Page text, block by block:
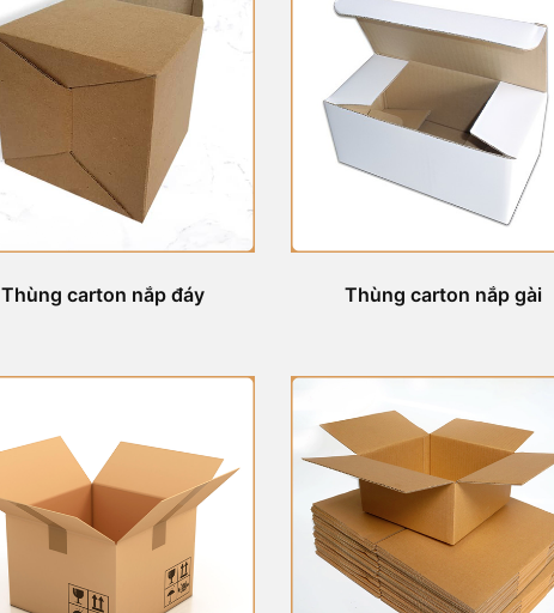
Thùng carton nắp đáy Thùng carton nắp gài